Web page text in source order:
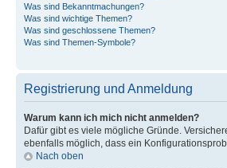
Was sind Bekanntmachungen?
Was sind wichtige Themen?
Was sind geschlossene Themen?
Was sind Themen-Symbole?
Registrierung und Anmeldung
Warum kann ich mich nicht anmelden?
Dafür gibt es viele mögliche Gründe.
ebenfalls möglich, dass ein
Nach oben